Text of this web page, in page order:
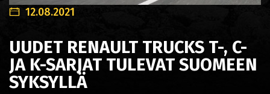
12.08.2021
UUDET RENAULT TRUCKS T-, C-
JA K-SARJAT TULEVAT SUOMEEN
SYKSYLLÄ